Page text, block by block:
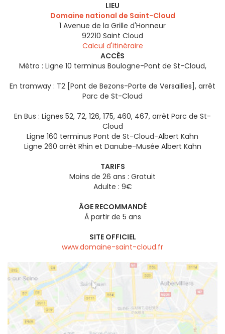
LIEU
Domaine national de Saint-Cloud
1 Avenue de la Grille d'Honneur
92210 Saint Cloud
Calcul d'itinéraire
ACCÈS
Métro : Ligne 10 terminus Boulogne-Pont de St-Cloud,
En tramway : T2 [Pont de Bezons-Porte de Versailles], arrêt
Parc de St-Cloud
En Bus : Lignes 52, 72, 126, 175, 460, 467, arrêt Parc de St-
Cloud
Ligne 160 terminus Pont de St-Cloud-Albert Kahn
Ligne 260 arrêt Rhin et Danube-Musée Albert Kahn
TARIFS
Moins de 26 ans : Gratuit
Adulte : 9€
ÂGE RECOMMANDÉ
À partir de 5 ans
SITE OFFICIEL
www.domaine-saint-cloud.fr